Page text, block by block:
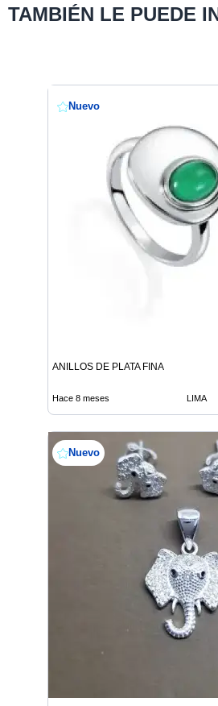
TAMBIÉN LE PUEDE
Nuevo
ANILLOS DE PLATA FINA
Hace 8 meses LIMA
Nuevo